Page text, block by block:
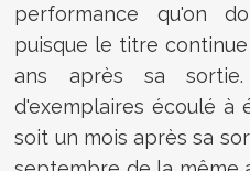
performance qu'on
puisque le titre
ans après sa
d'exemplaires écoulé à
soit un mois après sa